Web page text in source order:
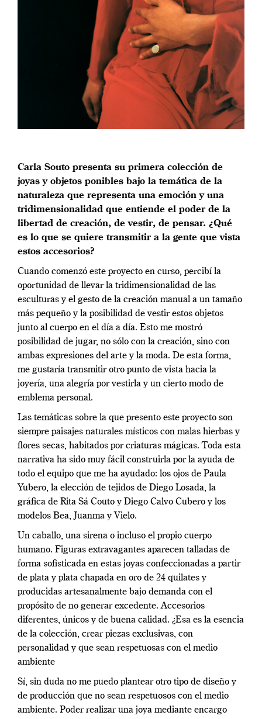
Carla Souto presenta su primera colección de
joyas y objetos ponibles bajo la temática de la
naturaleza que representa una emoción y una
tridimensionalidad que entiende el poder de la
libertad de creación, de vestir, de pensar. ¿Qué
es lo que se quiere transmitir a la gente que vista
estos accesorios?
Cuando comenzó este proyecto en curso, percibí la
oportunidad de llevar la tridimensionalidad de las
esculturas y el gesto de la creación manual a un tamaño
más pequeño y la posibilidad de vestir estos objetos
junto al cuerpo en el día a día. Esto me mostró
posibilidad de jugar, no sólo con la creación, sino con
ambas expresiones del arte y la moda. De esta forma,
me gustaría transmitir otro punto de vista hacia la
joyería, una alegría por vestirla y un cierto modo de
emblema personal.
Las temáticas sobre la que presento este proyecto son
siempre paisajes naturales místicos con malas hierbas y
flores secas, habitados por criaturas mágicas. Toda esta
narrativa ha sido muy fácil construirla por la ayuda de
todo el equipo que me ha ayudado: los ojos de Paula
Yubero, la elección de tejidos de Diego Losada, la
gráfica de Rita Sá Couto y Diego Calvo Cubero y los
modelos Bea, Juanma y Vielo.
Un caballo, una sirena o incluso el propio cuerpo
humano. Figuras extravagantes aparecen talladas de
forma sofisticada en estas joyas confeccionadas a partir
de plata y plata chapada en oro de 24 quilates y
producidas artesanalmente bajo demanda con el
propósito de no generar excedente. Accesorios
diferentes, únicos y de buena calidad. ¿Esa es la esencia
de la colección, crear piezas exclusivas, con
personalidad y que sean respetuosas con el medio
ambiente
Sí, sin duda no me puedo plantear otro tipo de diseño y
de producción que no sean respetuosos con el medio
ambiente. Poder realizar una joya mediante encargo